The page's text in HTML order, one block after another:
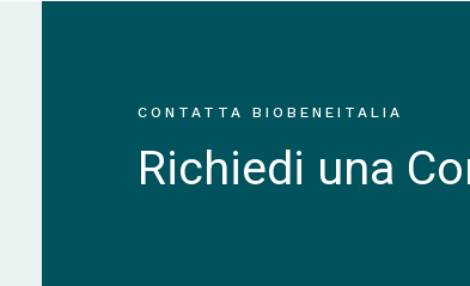
CONTATTA BIOBENEITALIA
Richiedi una